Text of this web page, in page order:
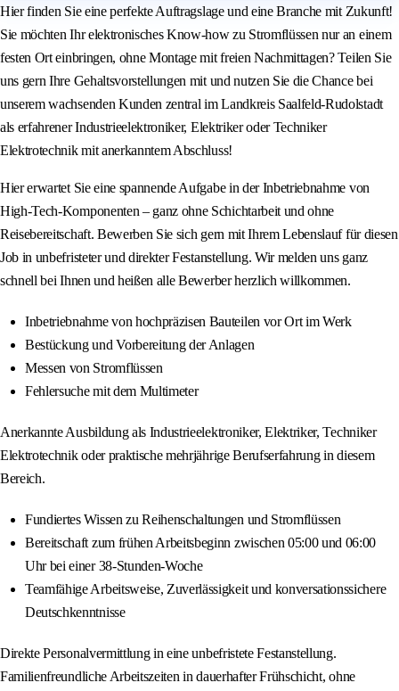
Hier finden Sie eine perfekte Auftragslage und eine Branche mit Zukunft!
Sie möchten Ihr elektronisches Know-how zu Stromflüssen nur an einem
festen Ort einbringen, ohne Montage mit freien Nachmittagen? Teilen Sie
uns gern Ihre Gehaltsvorstellungen mit und nutzen Sie die Chance bei
unserem wachsenden Kunden zentral im Landkreis Saalfeld-Rudolstadt
als erfahrener Industrieelektroniker, Elektriker oder Techniker
Elektrotechnik mit anerkanntem Abschluss!
Hier erwartet Sie eine spannende Aufgabe in der Inbetriebnahme von
High-Tech-Komponenten – ganz ohne Schichtarbeit und ohne
Reisebereitschaft. Bewerben Sie sich gern mit Ihrem Lebenslauf für diesen
Job in unbefristeter und direkter Festanstellung. Wir melden uns ganz
schnell bei Ihnen und heißen alle Bewerber herzlich willkommen.
Inbetriebnahme von hochpräzisen Bauteilen vor Ort im Werk
Bestückung und Vorbereitung der Anlagen
Messen von Stromflüssen
Fehlersuche mit dem Multimeter
Anerkannte Ausbildung als Industrieelektroniker, Elektriker, Techniker
Elektrotechnik oder praktische mehrjährige Berufserfahrung in diesem
Bereich.
Fundiertes Wissen zu Reihenschaltungen und Stromflüssen
Bereitschaft zum frühen Arbeitsbeginn zwischen 05:00 und 06:00
Uhr bei einer 38-Stunden-Woche
Teamfähige Arbeitsweise, Zuverlässigkeit und konversationssichere
Deutschkenntnisse
Direkte Personalvermittlung in eine unbefristete Festanstellung.
Familienfreundliche Arbeitszeiten in dauerhafter Frühschicht, ohne